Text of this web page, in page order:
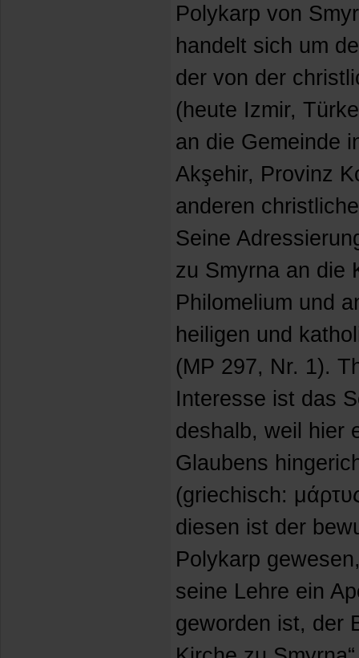
Polykarp von
handelt sich um
der von der
(heute Izmir,
an die Gemeinde
Akşehir, Provinz
anderen
Seine
zu Smyrna an die
Philomelium und
heiligen und
(MP 297, Nr. 1).
Interesse ist das
deshalb, weil hier
Glaubens
(griechisch:
diesen ist der
Polykarp
seine Lehre ein
geworden ist, der